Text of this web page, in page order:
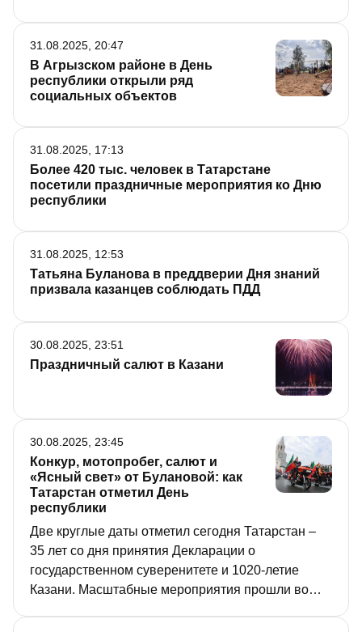
В Агрызском районе в День
республики открыли ряд
социальных объектов
31.08.2025, 20:47
Более 420 тыс. человек в Татарстане
посетили праздничные мероприятия ко Дню
республики
31.08.2025, 17:13
Татьяна Буланова в преддверии Дня знаний
призвала казанцев соблюдать ПДД
31.08.2025, 12:53
Праздничный салют в Казани
30.08.2025, 23:51
Конкур, мотопробег, салют и
«Ясный свет» от Булановой: как
Татарстан отметил День
республики
Две круглые даты отметил сегодня Татарстан –
35 лет со дня принятия Декларации о
государственном суверенитете и 1020-летие
Казани. Масштабные мероприятия прошли во
30.08.2025, 23:45